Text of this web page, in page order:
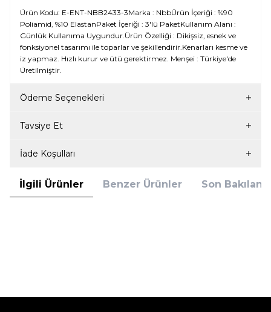
Ürün Kodu: E-ENT-NBB2433-3Marka : NbbÜrün İçeriği : %90
Poliamid, %10 ElastanPaket İçeriği : 3'lü PaketKullanım Alanı :
Günlük Kullanıma Uygundur.Ürün Özelliği : Dikişsiz, esnek ve
fonksiyonel tasarımı ile toparlar ve şekillendirir.Kenarları kesme ve
iz yapmaz. Hızlı kurur ve ütü gerektirmez. Menşei : Türkiye'de
Üretilmiştir.
Ödeme Seçenekleri
Tavsiye Et
İade Koşulları
İlgili Ürünler Benzer Ürünler Son